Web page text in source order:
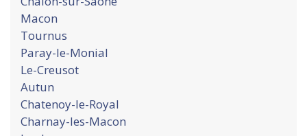
Macon
Tournus
Paray-le-Monial
Le-Creusot
Autun
Chatenoy-le-Royal
Charnay-les-Macon